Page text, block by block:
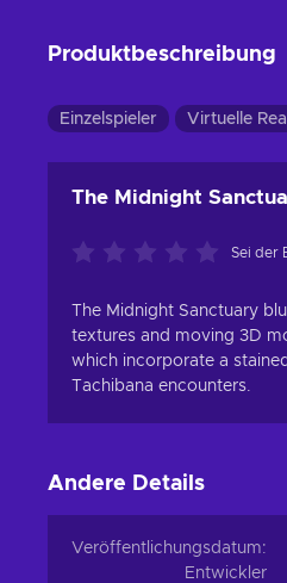
Produktbeschreibung
Einzelspieler Virtuelle
The Midnight
Sei der
The Midnight Sanctuary
textures and moving 3D
which incorporate a
Tachibana encounters.
Andere Details
Veröffentlichungsdatum:
Entwickler